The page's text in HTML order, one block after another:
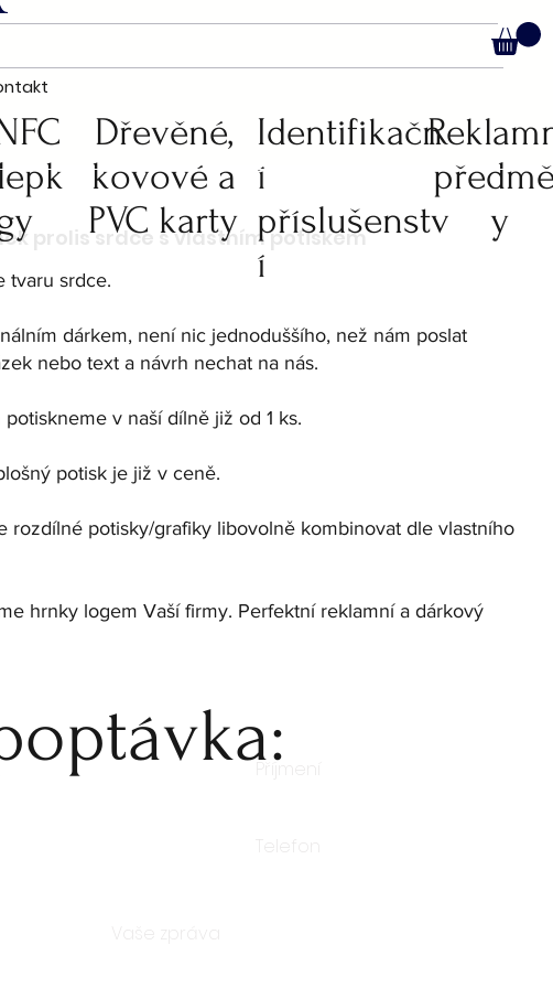
Dřevěné,
kovové a
PVC karty
Identifikačn
í
příslušenstv
í
y
tvaru srdce.
dárkem, není nic jednoduššího, než nám poslat
nebo text a návrh nechat na nás.
v naší dílně již od 1 ks.
potisk je již v ceně.
rozdílné potisky/grafiky libovolně kombinovat dle vlastního
hrnky logem Vaší firmy. Perfektní reklamní a dárkový